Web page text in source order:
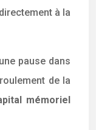
à la
pause dans
de la
mémoriel